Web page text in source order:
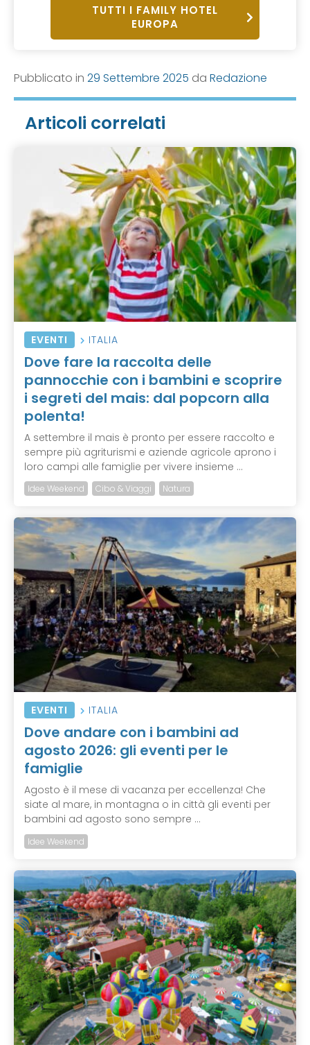
TUTTI I FAMILY HOTEL
EUROPA
Pubblicato in 29 Settembre 2025 da Redazione
Articoli correlati
EVENTI ITALIA
Dove fare la raccolta delle
pannocchie con i bambini e scoprire
i segreti del mais: dal popcorn alla
polenta!
A settembre il mais è pronto per essere raccolto e
sempre più agriturismi e aziende agricole aprono i
loro campi alle famiglie per vivere insieme ...
Idee Weekend Cibo & Viaggi Natura
EVENTI ITALIA
Dove andare con i bambini ad
agosto 2026: gli eventi per le
famiglie
Agosto è il mese di vacanza per eccellenza! Che
siate al mare, in montagna o in città gli eventi per
bambini ad agosto sono sempre ...
Idee Weekend